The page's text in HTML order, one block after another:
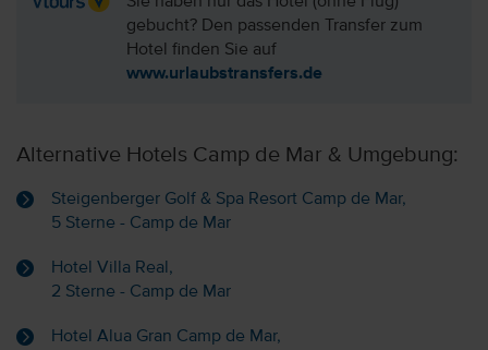
gebucht? Den passenden Transfer zum
Hotel finden Sie auf
www.urlaubstransfers.de
Alternative Hotels Camp de Mar & Umgebung:
Steigenberger Golf & Spa Resort Camp de Mar,
5 Sterne - Camp de Mar
Hotel Villa Real,
2 Sterne - Camp de Mar
Hotel Alua Gran Camp de Mar,